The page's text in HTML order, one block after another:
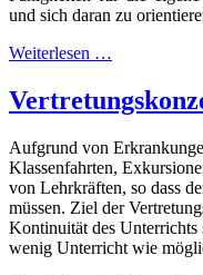
und sich daran zu
Weiterlesen …
Aufgrund von
Klassenfahrten,
von Lehrkräften, so dass
müssen. Ziel der
Kontinuität des
wenig Unterricht wie